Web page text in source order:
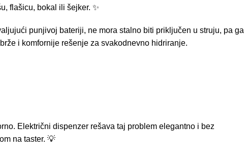
flašicu, bokal ili šejker. ✨
punjivoj bateriji, ne mora stalno biti priključen u struju, pa ga
i komfornije rešenje za svakodnevno hidriranje.
Električni dispenzer rešava taj problem elegantno i bez
na taster. 💡